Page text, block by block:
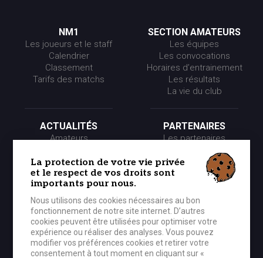
NM1
Les joueurs et le staff
Calendrier
Classement
Tarifs des matchs
SECTION AMATEURS
Les équipes
Les convocations
Horaires d’entrainement
Les résultats
La vie du club
ACTUALITÉS
Amateurs
Presse
Partenaires
PARTENAIRES
Les partenaires
Les offres partenaires
LE CLUB
Historique
Organigramme
MÉDIA
Photos
Vidéos
La protection de votre vie privée
et le respect de vos droits sont
importants pour nous.
Nous utilisons des cookies nécessaires au bon
fonctionnement de notre site internet. D’autres
cookies peuvent être utilisées pour optimiser votre
expérience ou réaliser des analyses. Vous pouvez
modifier vos préférences cookies et retirer votre
consentement à tout moment en cliquant sur «